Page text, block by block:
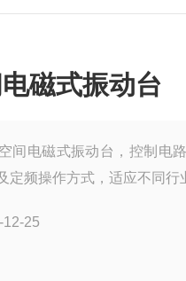
磁式振动台
间电磁式振动台，控制电
定频操作方式，适应不同行
12-25